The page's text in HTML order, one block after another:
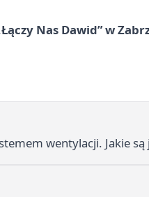
Nas Dawid” w
wentylacji. Jakie